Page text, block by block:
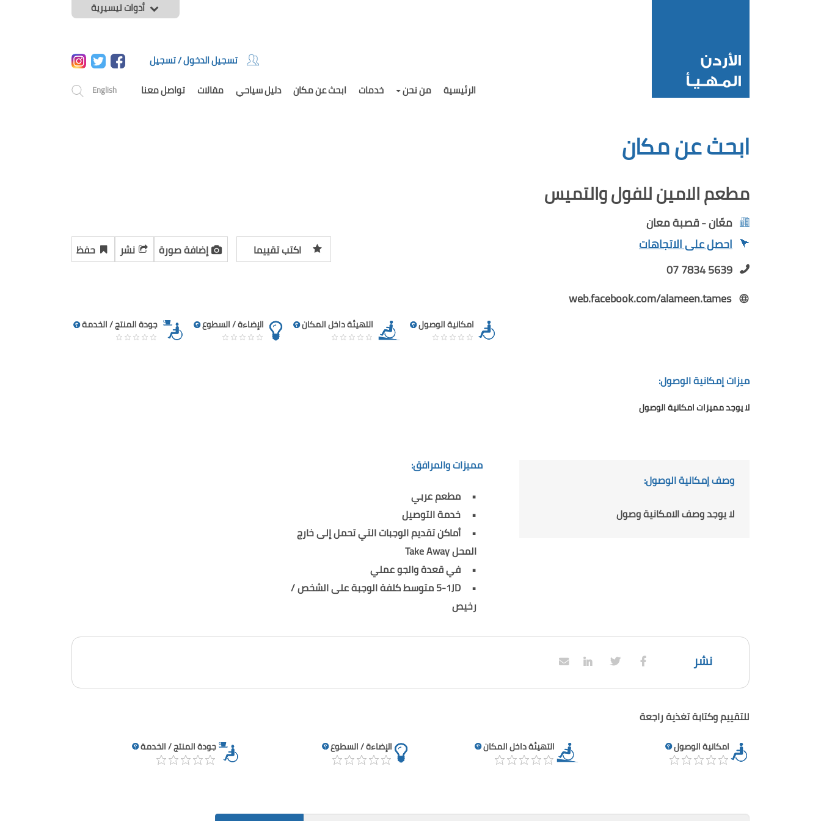
أدوات تيسيرية
تسجيل الدخول / تسجيل
English الرئيسية من نحن خدمات ابحث عن مكان دليل سياحي مقالات تواصل معنا
ابحث عن مكان
مطعم الامين للفول والتميس
معّان - قصبة معان
احصل على الاتجاهات
اكتب تقييما إضافة صورة نشر حفظ
07 7834 5639
web.facebook.com/alameen.tames
امكانية الوصول التهيئة داخل المكان الإضاءة / السطوع جودة المنتج / الخدمة
ميزات إمكانية الوصول:
لا يوجد مميزات امكانية الوصول
وصف إمكانية الوصول:
لا يوجد وصف الامكانية وصول
مميزات والمرافق:
مطعم عربي
خدمة التوصيل
أماكن تقديم الوجبات التي تحمل إلى خارج
المحل Take Away
في قعدة والجو عملي
5-1JD متوسط كلفة الوجبة على الشخص /
رخيص
نشر
للتقييم وكتابة تغذية راجعة
امكانية الوصول التهيئة داخل المكان الإضاءة / السطوع جودة المنتج / الخدمة